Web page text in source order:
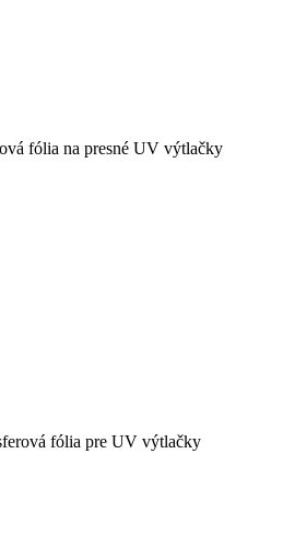
fólia na presné UV výtlačky
fólia pre UV výtlačky